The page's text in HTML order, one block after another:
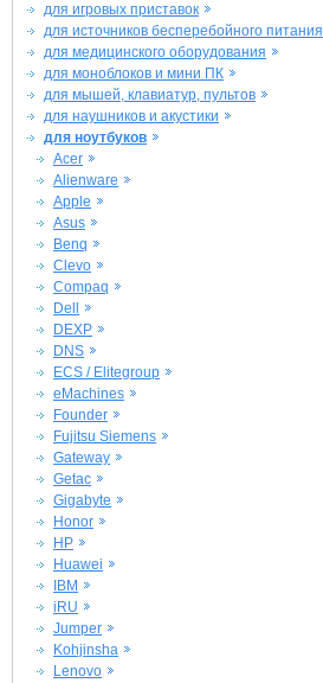
для игровых приставок
для источников бесперебойного питания
для медицинского оборудования
для моноблоков и мини ПК
для мышей, клавиатур, пультов
для наушников и акустики
для ноутбуков
Acer
Alienware
Apple
Asus
Benq
Clevo
Compaq
Dell
DEXP
DNS
ECS / Elitegroup
eMachines
Founder
Fujitsu Siemens
Gateway
Getac
Gigabyte
Honor
HP
Huawei
IBM
iRU
Jumper
Kohjinsha
Lenovo